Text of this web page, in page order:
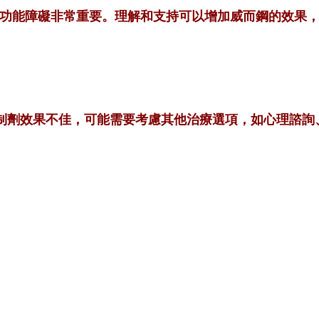
能障礙非常重要。理解和支持可以增加威而鋼的效果
效果不佳，可能需要考慮其他治療選項，如心理諮